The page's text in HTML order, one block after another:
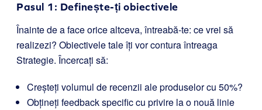
Pasul 1: Definește-ți obiectivele
Înainte de a face orice altceva, întreabă-te: ce vrei să
realizezi? Obiectivele tale îți vor contura întreaga
Strategie. Încercați să:
Creșteți volumul de recenzii ale produselor cu 50%?
Obțineți feedback specific cu privire la o nouă linie